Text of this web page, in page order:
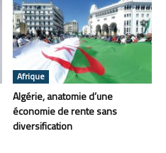
Afrique
Algérie, anatomie d’une
économie de rente sans
diversification